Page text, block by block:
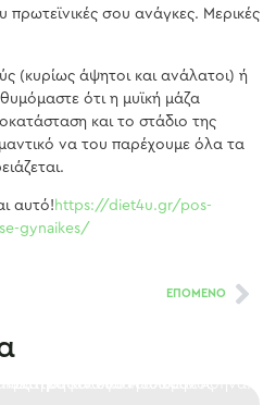
πρωτεϊνικές σου ανάγκες. Μερικές
(κυρίως άψητοι και ανάλατοι) ή
ότι η μυϊκή μάζα
και το στάδιο της
να του παρέχουμε όλα τα
αυτό! https://diet4u.gr/pos-
gynaikes/
ΕΠΟΜΕΝΟ